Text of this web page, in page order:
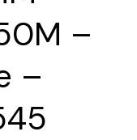
–
–